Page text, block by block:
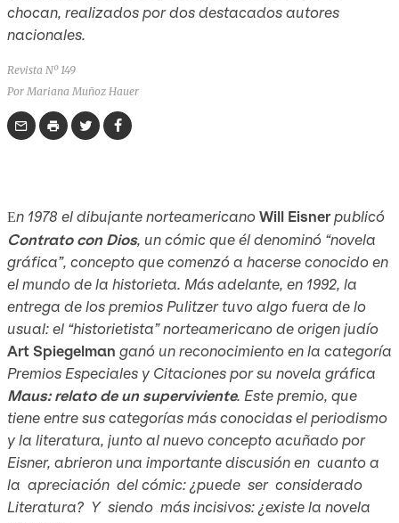
Revista Nº 149
Por Mariana Muñoz Hauer
chocan, realizados por dos destacados autores
nacionales.
En 1978 el dibujante norteamericanoWill Eisnerpublicó
Contrato con Dios, un cómic que él denominó “novela
gráfica”, concepto que comenzó a hacerse conocido en
el mundo de la historieta. Más adelante, en 1992, la
entrega de los premios Pulitzer tuvo algo fuera de lo
usual: el “historietista” norteamericano de origen judío
Art Spiegelman ganó un reconocimiento en la categoría
Premios Especiales y Citaciones por su novela gráfica
Maus: relato de un superviviente. Este premio, que
tiene entre sus categorías más conocidas el periodismo
y la literatura, junto al nuevo concepto acuñado por
Eisner, abrieron una importante discusión en cuanto a
la apreciación del cómic: ¿puede ser considerado
Literatura? Y siendo más incisivos: ¿existe la novela